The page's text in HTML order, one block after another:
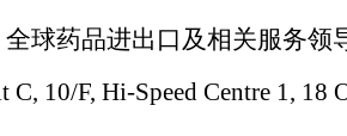
全球药品进出口及相关服务领
10/F, Hi-Speed Centre 1, 18